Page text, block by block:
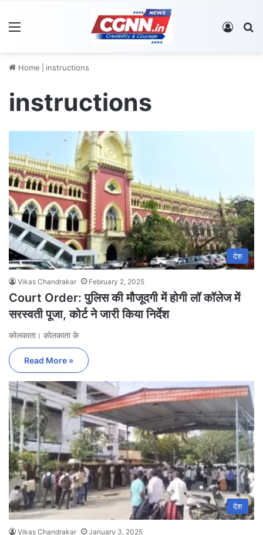
Log In
Home instructions
instructions
देश
Vikas Chandrakar February 2, 2025
Court Order: पुलिस की मौजूदगी में होगी लॉ कॉलेज में
सरस्वती पूजा, कोर्ट ने जारी किया निर्देश
कोलकाता। कोलकाता के
Read More »
देश
Vikas Chandrakar January 3, 2025